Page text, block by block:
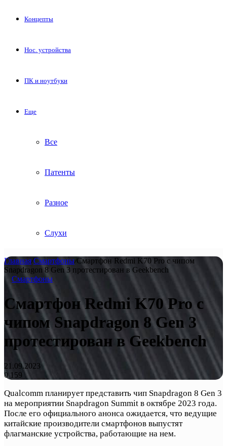
Концепты
Нос. устройства
ПК и ноутбуки
Еще
Все
Патенты
Разное
Слухи
Главная/Смартфоны/Смартфон Redmi K70 Pro с чипом
Snapdragon 8 Gen 3 протестирован в Geekbench
Смартфоны
Смартфон Redmi K70 Pro с
чипом Snapdragon 8 Gen 3
протестирован в Geekbench
21.09.2023
0159
Qualcomm планирует представить чип Snapdragon 8 Gen 3
на мероприятии Snapdragon Summit в октябре 2023 года.
После его официального анонса ожидается, что ведущие
китайские производители смартфонов выпустят
флагманские устройства, работающие на нем.